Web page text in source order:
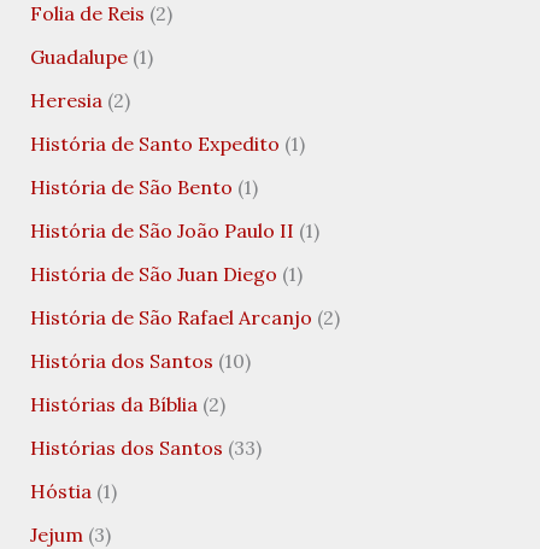
Folia de Reis (2)
Guadalupe(1)
Heresia(2)
História de Santo Expedito (1)
História de São Bento (1)
História de São João Paulo II (1)
História de São Juan Diego (1)
História de São Rafael Arcanjo (2)
História dos Santos (10)
Histórias da Bíblia(2)
Histórias dos Santos (33)
Hóstia(1)
Jejum(3)